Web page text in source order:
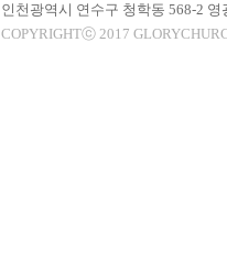
인천광역시 연수구 청학동 568-2
COPYRIGHTⓒ 2017